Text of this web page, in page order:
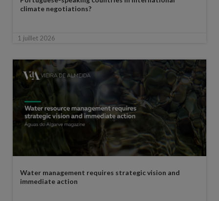
climate negotiations?
1 juillet 2026
Water management requires strategic vision and
immediate action